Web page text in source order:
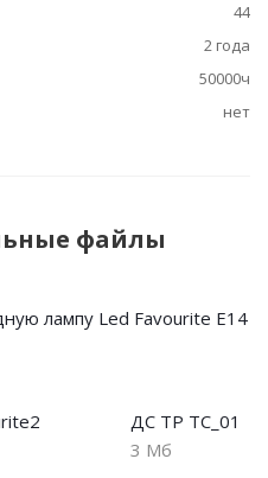
44
2 года
50000ч
нет
файлы
лампу Led Favourite E14
ДС ТР ТС_01
3 Мб